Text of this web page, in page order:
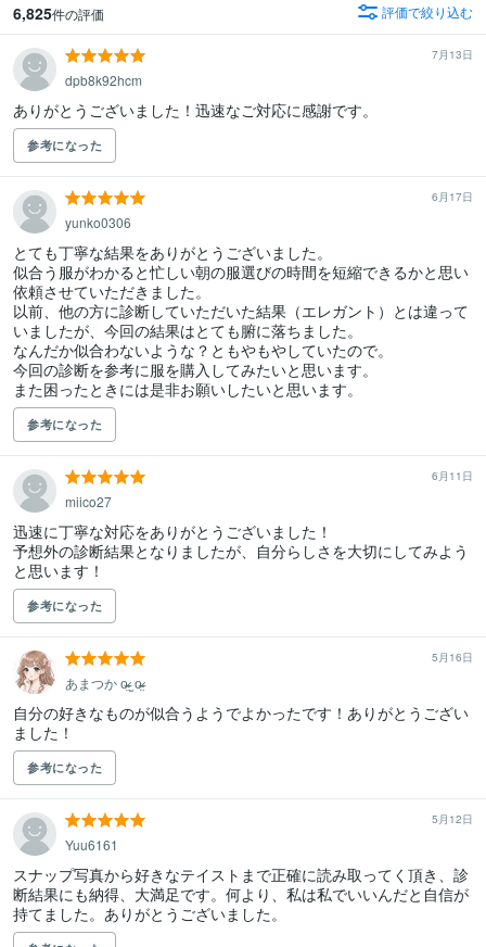
6,825件の評価 評価で絞り込む
7月13日
dpb8k92hcm
ありがとうございました！迅速なご対応に感謝です。
参考になった
6月17日
yunko0306
とても丁寧な結果をありがとうございました。
似合う服がわかると忙しい朝の服選びの時間を短縮できるかと思い
依頼させていただきました。
以前、他の方に診断していただいた結果（エレガント）とは違って
いましたが、今回の結果はとても腑に落ちました。
なんだか似合わないような？ともやもやしていたので。
今回の診断を参考に服を購入してみたいと思います。
参考になった
6月11日
miico27
迅速に丁寧な対応をありがとうございました！
予想外の診断結果となりましたが、自分らしさを大切にしてみよう
と思います！
参考になった
5月16日
あまつか o̴̶̷̤ ̫ o̴̶̷̤
自分の好きなものが似合うようでよかったです！ありがとうござい
ました！
参考になった
5月12日
Yuu6161
スナップ写真から好きなテイストまで正確に読み取ってく頂き、診
断結果にも納得、大満足です。何より、私は私でいいんだと自信が